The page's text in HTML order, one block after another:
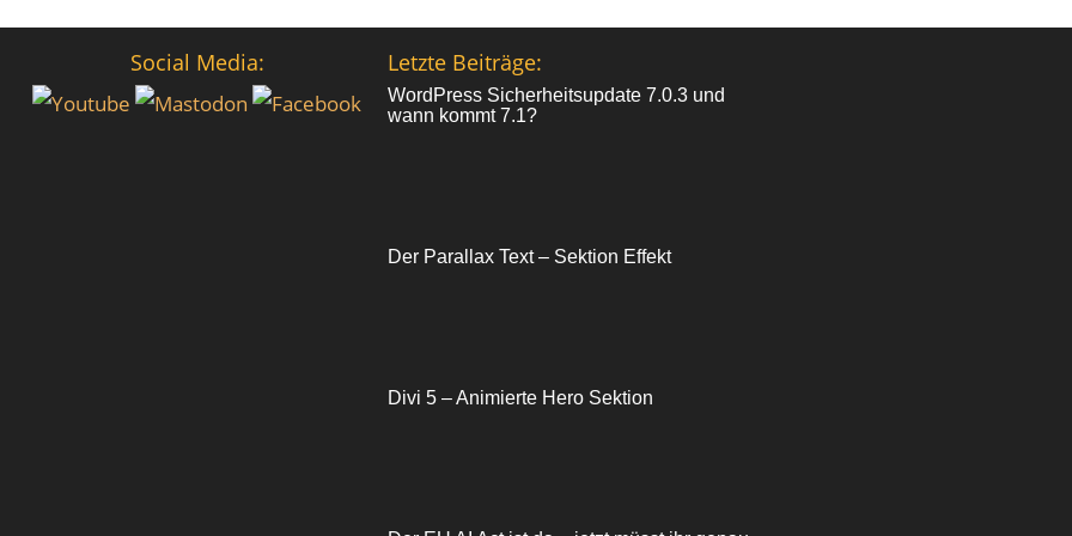
Social Media: Letzte Beiträge:
WordPress Sicherheitsupdate 7.0.3 und
wann kommt 7.1?
Der Parallax Text – Sektion Effekt
Divi 5 – Animierte Hero Sektion